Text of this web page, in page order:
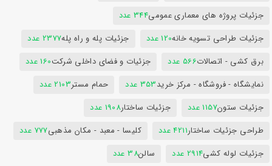
جزئیات پروژه های معماری عمومی344 عدد
جزئیات طراحی تسویه خانه120 عدد جزئیات پله و راه پله2377 عدد
برق کشی - اتصالات566 عدد جزئیات و فضای داخلی شرکت160 عدد
نمایشگاه - فروشگاه - مرکز خرید353 عدد حمام مستر2103 عدد
جزئیات ستون1157 عدد جزئیات ساختار1908 عدد
طراحی جزئیات ساختار4211 عدد کلیسا - معبد - مکان مذهبی777 عدد
جزئیات لوله کشی2914 عدد سالن38 عدد